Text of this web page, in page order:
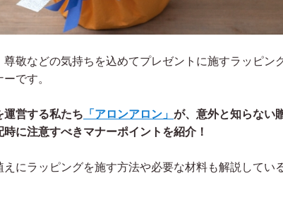
敬などの気持ちを込めてプレゼントに施すラッピン
です。
運営する私たち 「アロンアロン」 が、意外と知らない
に注意すべきマナーポイントを紹介！
にラッピングを施す方法や必要な材料も解説してい